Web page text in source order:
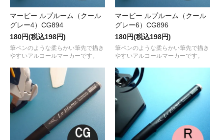
マービー ルプルーム（クール
グレー4）CG894
180円(税込198円)
筆ペンのような柔らかい筆先で描き
やすいアルコールマーカーです。
マービー ルプルーム（クール
グレー6）CG896
180円(税込198円)
筆ペンのような柔らかい筆先で描き
やすいアルコールマーカーです。